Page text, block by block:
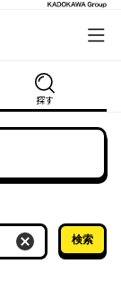
探す
検索